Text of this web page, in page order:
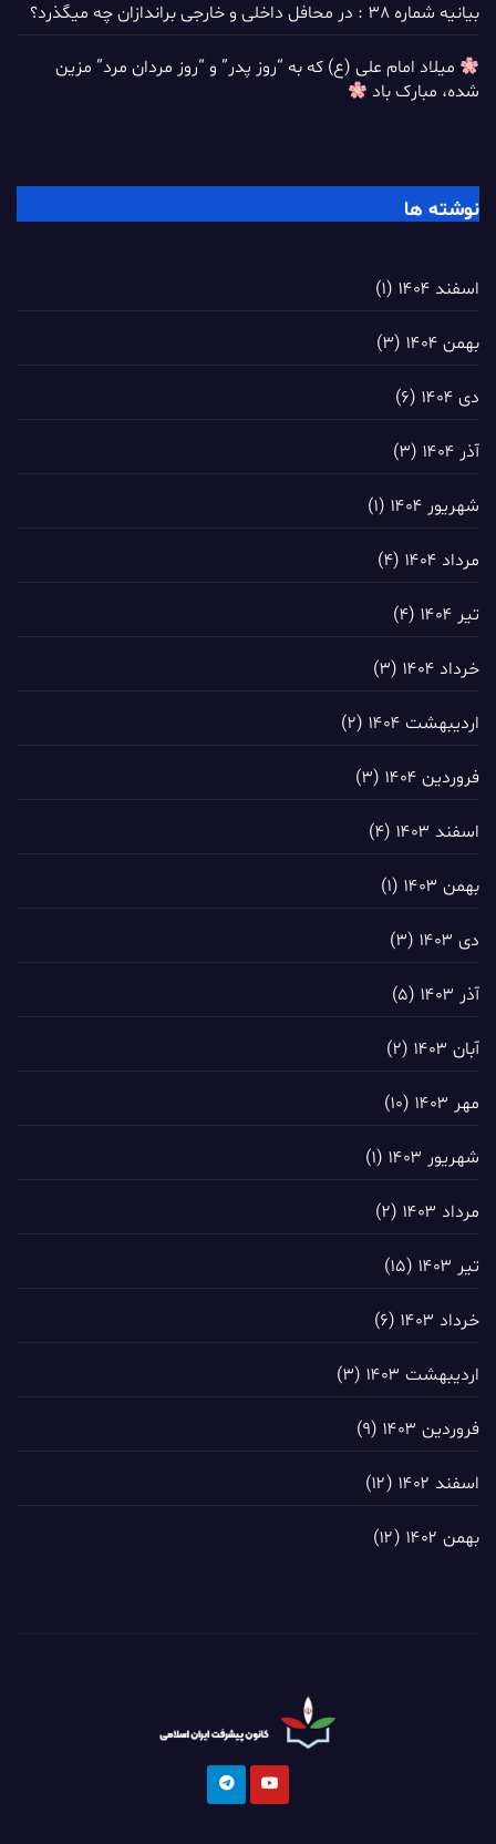
بیانیه شماره 38 : در محافل داخلی و خارجی براندازان چه میگذرد؟
میلاد امام علی (ع) که به “روز پدر” و “روز مردان مرد” مزین
شده، مبارک باد
نوشته ها
اسفند ۱۴۰۴ (۱)
بهمن ۱۴۰۴ (۳)
دی ۱۴۰۴ (۶)
آذر ۱۴۰۴ (۳)
شهریور ۱۴۰۴ (۱)
مرداد ۱۴۰۴ (۴)
تیر ۱۴۰۴ (۴)
خرداد ۱۴۰۴ (۳)
اردیبهشت ۱۴۰۴ (۲)
فروردین ۱۴۰۴ (۳)
اسفند ۱۴۰۳ (۴)
بهمن ۱۴۰۳ (۱)
دی ۱۴۰۳ (۳)
آذر ۱۴۰۳ (۵)
آبان ۱۴۰۳ (۲)
مهر ۱۴۰۳ (۱۰)
شهریور ۱۴۰۳ (۱)
مرداد ۱۴۰۳ (۲)
تیر ۱۴۰۳ (۱۵)
خرداد ۱۴۰۳ (۶)
اردیبهشت ۱۴۰۳ (۳)
فروردین ۱۴۰۳ (۹)
اسفند ۱۴۰۲ (۱۲)
بهمن ۱۴۰۲ (۱۲)